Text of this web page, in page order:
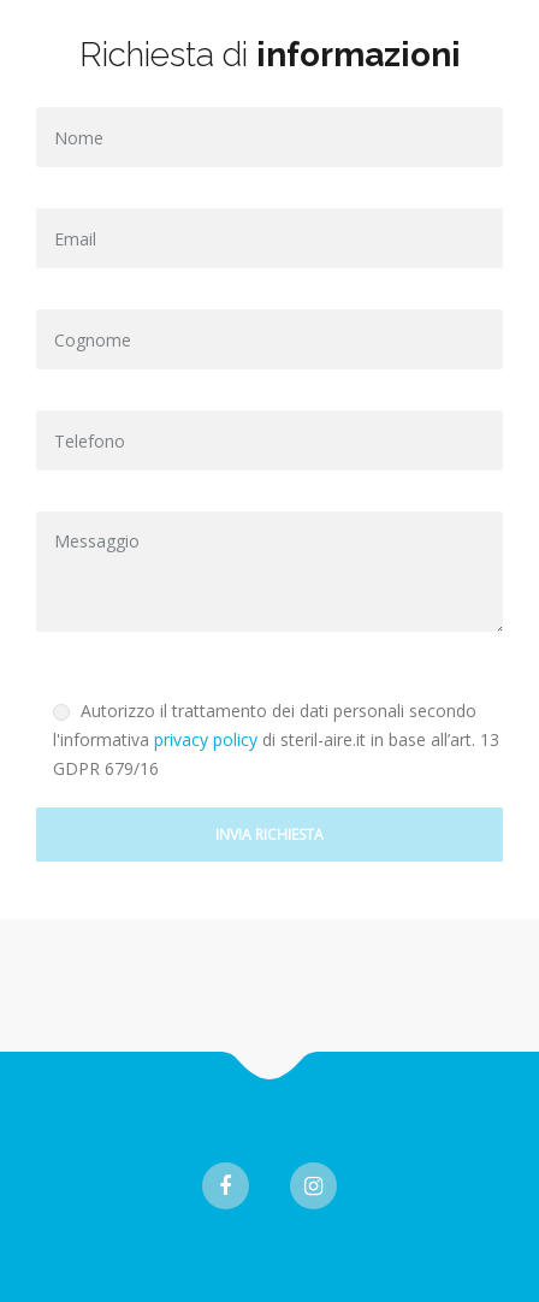
Richiesta di informazioni
Autorizzo il trattamento dei dati personali secondo
l'informativa privacy policy di steril-aire.it in base all’art. 13
GDPR 679/16